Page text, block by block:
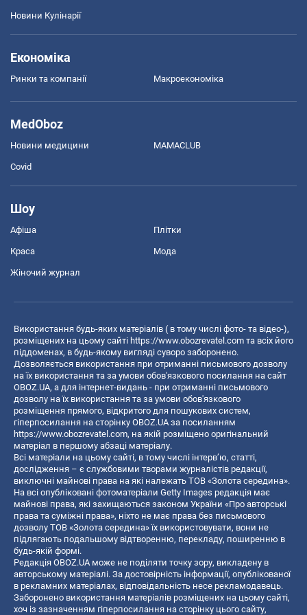
Новини Кулінарії
Економіка
Ринки та компанії Макроекономіка
MedOboz
Новини медицини MAMACLUB
Covid
Шоу
Афіша Плітки
Краса Мода
Жіночий журнал
Використання будь-яких матеріалів ( в тому числі фото- та відео-),
розміщених на цьому сайті https://www.obozrevatel.com та всіх його
піддоменах, в будь-якому вигляді суворо заборонено.
Дозволяється використання при отриманні письмового дозволу
на їх використання та за умови обов'язкового посилання на сайт
OBOZ.UA, а для інтернет-видань - при отриманні письмового
дозволу на їх використання та за умови обов'язкового
розміщення прямого, відкритого для пошукових систем,
гіперпосилання на сторінку OBOZ.UA за посиланням
https://www.obozrevatel.com, на якій розміщено оригінальний
матеріал в першому абзаці матеріалу.
Всі матеріали на цьому сайті, в тому числі інтерв’ю, статті,
дослідження – є службовими творами журналістів редакції,
виключні майнові права на які належать ТОВ «Золота середина».
На всі опубліковані фотоматеріали Getty Images редакція має
майнові права, які захищаються законом України «Про авторські
права та суміжні права», ніхто не має права без письмового
дозволу ТОВ «Золота середина» їх використовувати, вони не
підлягають подальшому відтворенню, перекладу, поширенню в
будь-якій формі.
Редакція OBOZ.UA може не поділяти точку зору, викладену в
авторському матеріалі. За достовірність інформації, опублікованої
в рекламних матеріалах, відповідальність несе рекламодавець.
Заборонено використання матеріалів розміщених на цьому сайті,
хоч із зазначенням гіперпосилання на сторінку цього сайту,